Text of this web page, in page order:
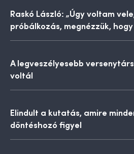
Raskó László: „Úgy voltam
próbálkozás, megnézzük,
A legveszélyesebb
voltál
Elindult a kutatás, amire
döntéshozó figyel